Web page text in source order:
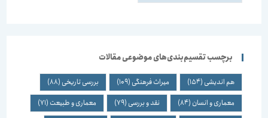
برچسب تقسیم‌بندی‌های موضوعی مقالات
هم اندیشی(154) میراث فرهنگی(109) بررسی تاریخی(88)
معماری و انسان(84) نقد و بررسی(79) معماری و طبیعت(71)